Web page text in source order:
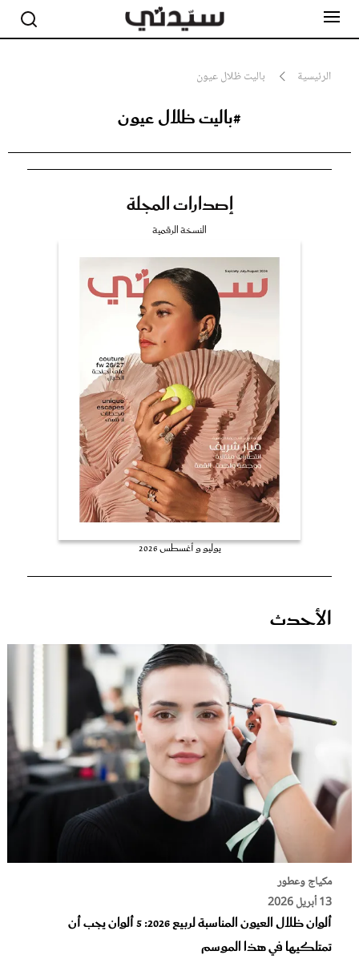
الرئيسية باليت ظلال عيون
#باليت ظلال عيون
إصدارات المجلة
النسخة الرقمية
يوليو و أغسطس 2026
الأحدث
مكياج وعطور
13 أبريل 2026
ألوان ظلال العيون المناسبة لربيع 2026: 5 ألوان يجب أن
تمتلكيها في هذا الموسم
جمال
صحة ورشاقة
عروس سيدتي
غلاف رفمي